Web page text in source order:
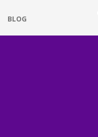
BLOG